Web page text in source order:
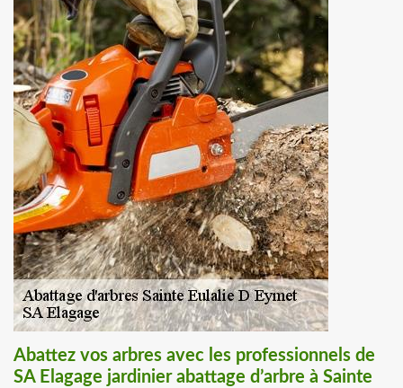
Abattez vos arbres avec les professionnels de
SA Elagage jardinier abattage d’arbre à Sainte